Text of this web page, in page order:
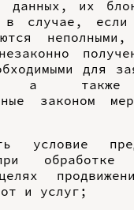
данных, их
в случае, если
неполными,
для
а также
законом
условие
обработке
и услуг;